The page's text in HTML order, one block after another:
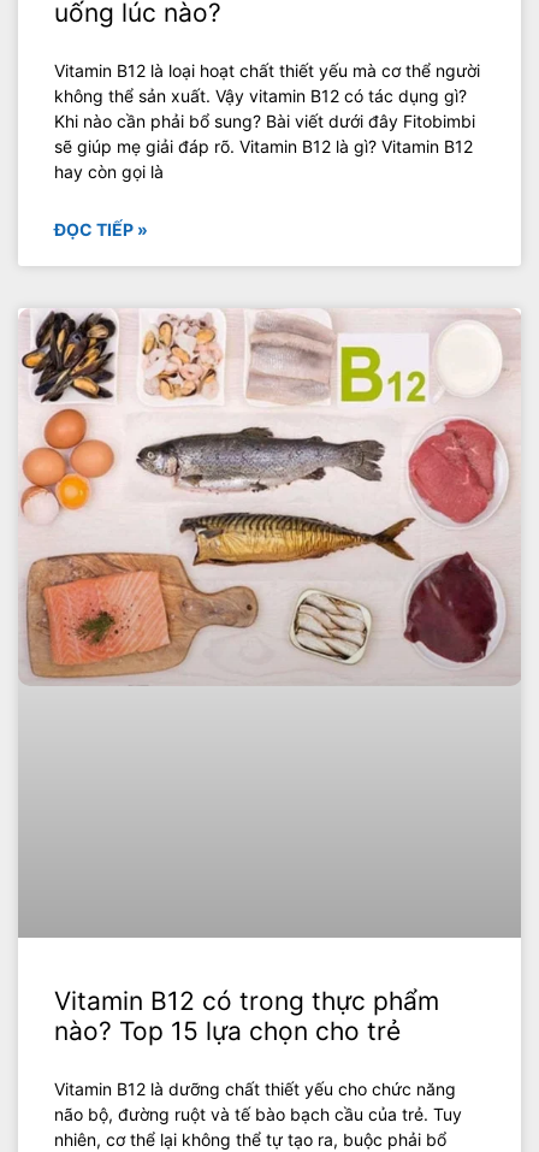
uống lúc nào?
Vitamin B12 là loại hoạt chất thiết yếu mà cơ thể người
không thể sản xuất. Vậy vitamin B12 có tác dụng gì?
Khi nào cần phải bổ sung? Bài viết dưới đây Fitobimbi
sẽ giúp mẹ giải đáp rõ. Vitamin B12 là gì? Vitamin B12
hay còn gọi là
ĐỌC TIẾP »
Vitamin B12 có trong thực phẩm
nào? Top 15 lựa chọn cho trẻ
Vitamin B12 là dưỡng chất thiết yếu cho chức năng
não bộ, đường ruột và tế bào bạch cầu của trẻ. Tuy
nhiên, cơ thể lại không thể tự tạo ra, buộc phải bổ